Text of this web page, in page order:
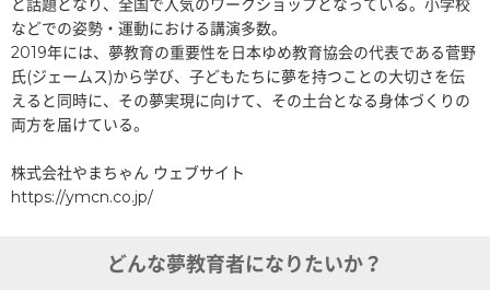
と話題となり、全国で人気のワークショップとなっている。小学校
などでの姿勢・運動における講演多数。
2019年には、夢教育の重要性を日本ゆめ教育協会の代表である菅野
氏(ジェームス)から学び、子どもたちに夢を持つことの大切さを伝
えると同時に、その夢実現に向けて、その土台となる身体づくりの
両方を届けている。
株式会社やまちゃん ウェブサイト
https://ymcn.co.jp/
どんな夢教育者になりたいか？